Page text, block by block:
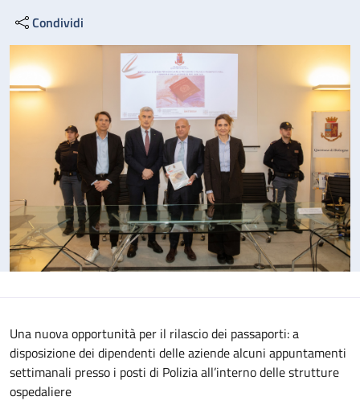
Condividi
Una nuova opportunità per il rilascio dei passaporti: a
disposizione dei dipendenti delle aziende alcuni appuntamenti
settimanali presso i posti di Polizia all’interno delle strutture
ospedaliere